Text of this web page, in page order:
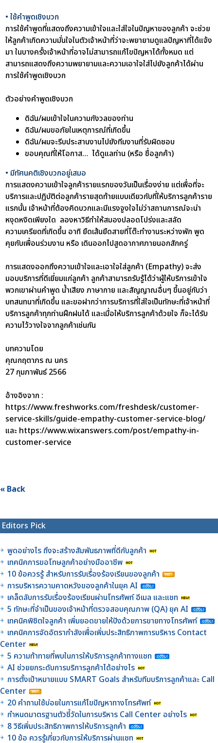
• ใช้คำพูดเชิงบวก
การใช้คำพูดที่แสดงถึงความเข้าใจและใส่ใจในปัญหาของลูกค้า จะช่วย
ให้ลูกค้าเกิดความมั่นใจในตัวเจ้าหน้าที่ว่าจะพยายามดูแลปัญหาที่ได้แจ้ง
มา ในบางครั้งเจ้าหน้าที่อาจไม่สามารถแก้ไขปัญหาได้ทั้งหมด แต่
สามารถแสดงถึงความพยายามและความเอาใจใส่ไปยังลูกค้าได้ผ่าน
การใช้คำพูดเชิงบวก
ตัวอย่างคำพูดเชิงบวก
ดิฉัน/ผมเข้าใจในความกังวลของท่าน
ดิฉัน/ผมขอภัยในเหตุการณ์ที่เกิดขึ้น
ดิฉัน/ผมจะรีบประสานงานไปยังทีมงานที่รับผิดชอบ
ขอบคุณที่ให้โอกาส… ได้ดูแลท่าน (หรือ ชื่อลูกค้า)
• มีทัศนคติเชิงบวกอยู่เสมอ
การแสดงความเข้าใจลูกค้ารายแรกของวันเป็นเรื่องง่าย แต่เพื่อที่จะ
บริการและปฏิบัติต่อลูกค้ารายสุดท้ายแบบเดียวกับที่ให้บริการลูกค้าราย
แรกนั้น เจ้าหน้าที่ต้องคิดบวกและมีแรงจูงใจไม่ว่าสถานการณ์จะน่า
หงุดหงิดเพียงใด ลองหาวิธีทำให้สมองปลอดโปร่งและสลัด
ความเครียดที่เกิดขึ้น อาทิ ยืดเส้นยืดสายที่โต๊ะทำงานระหว่างพัก พูด
คุยกับเพื่อนร่วมงาน หรือ เดินออกไปสูดอากาศภายนอกสักครู่
การแสดงออกถึงความเข้าใจและเอาใจใส่ลูกค้า (Empathy) จะส่ง
มอบบริการที่ดีเยี่ยมแก่ลูกค้า ลูกค้าสามารถรับรู้ได้ว่าผู้ให้บริการเข้าใจ
พวกเขาผ่านคำพูด น้ำเสียง ภาษากาย และสัญญาณอื่นๆ ขึ้นอยู่กับว่า
บทสนทนาที่เกิดขึ้น และขอฝากว่าการบริการที่ใส่ใจเป็นทักษะที่เจ้าหน้าที่
บริการลูกค้าทุกท่านฝึกฝนได้ และเมื่อให้บริการลูกค้าด้วยใจ ก็จะได้รับ
ความไว้วางใจจากลูกค้าเช่นกัน
บทความโดย
คุณกฤตาภร ณ นคร
27 กุมภาพันธ์ 2566
อ้างอิงจาก :
https://www.freshworks.com/freshdesk/customer-
service-skills/guide-empathy-customer-service-blog/
และ https://www.wixanswers.com/post/empathy-in-
customer-service
« Back
Editors Pick
พูดอย่างไร ถึงจะสร้างสัมพันธภาพที่ดีกับลูกค้า
เทคนิคการขอโทษลูกค้าอย่างมืออาชีพ
10 ข้อควรรู้ สำหรับการรับเรื่องร้องเรียนของลูกค้า
การบริหารความคาดหวังของลูกค้าในยุค AI
เคล็ดลับการรับเรื่องร้องเรียนผ่านโทรศัพท์ อีเมล และแชท
5 ทักษะที่จำเป็นของเจ้าหน้าที่ตรวจสอบคุณภาพ (QA) ยุค AI
เทคนิคพิชิตใจลูกค้า เพิ่มยอดขายให้ปังด้วยการขายทางโทรศัพท์
เทคนิคการจัดอัตรากำลังเพื่อเพิ่มประสิทธิภาพการบริหาร Contact
Center
5 ความท้าทายที่พบในการให้บริการลูกค้าทางแชท
AI ช่วยยกระดับการบริการลูกค้าได้อย่างไร
การตั้งเป้าหมายแบบ SMART Goals สำหรับทีมบริการลูกค้าและ Call
Center
20 คำถามใช้บ่อยในการแก้ไขปัญหาทางโทรศัพท์
กำหนดมาตรฐานตัวชี้วัดในการบริหาร Call Center อย่างไร
8 วิธีเพิ่มประสิทธิภาพการให้บริการลูกค้า
10 ข้อ ควรรู้เกี่ยวกับการให้บริการผ่านแชท